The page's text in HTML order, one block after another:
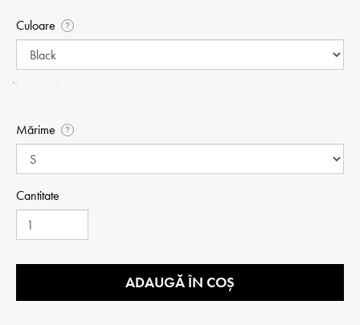
Culoare ?
Mărime ?
Cantitate
ADAUGĂ ÎN COȘ